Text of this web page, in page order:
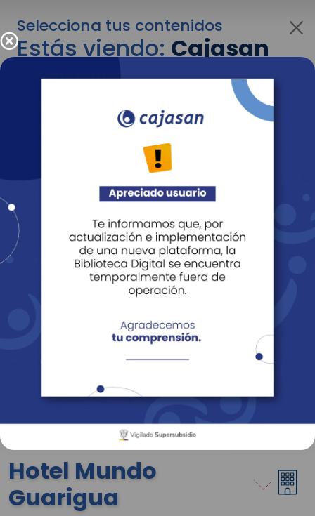
Selecciona tus contenidos
Estás viendo:Cajasan
para empresas
Para cambiar al contenido de tu interés más
adelante recuerda utilizar el menú
Entendido
Revista Fácil Vivir
Sedes Directorio Servicios En Línea
Hotel Mundo
Guarigua